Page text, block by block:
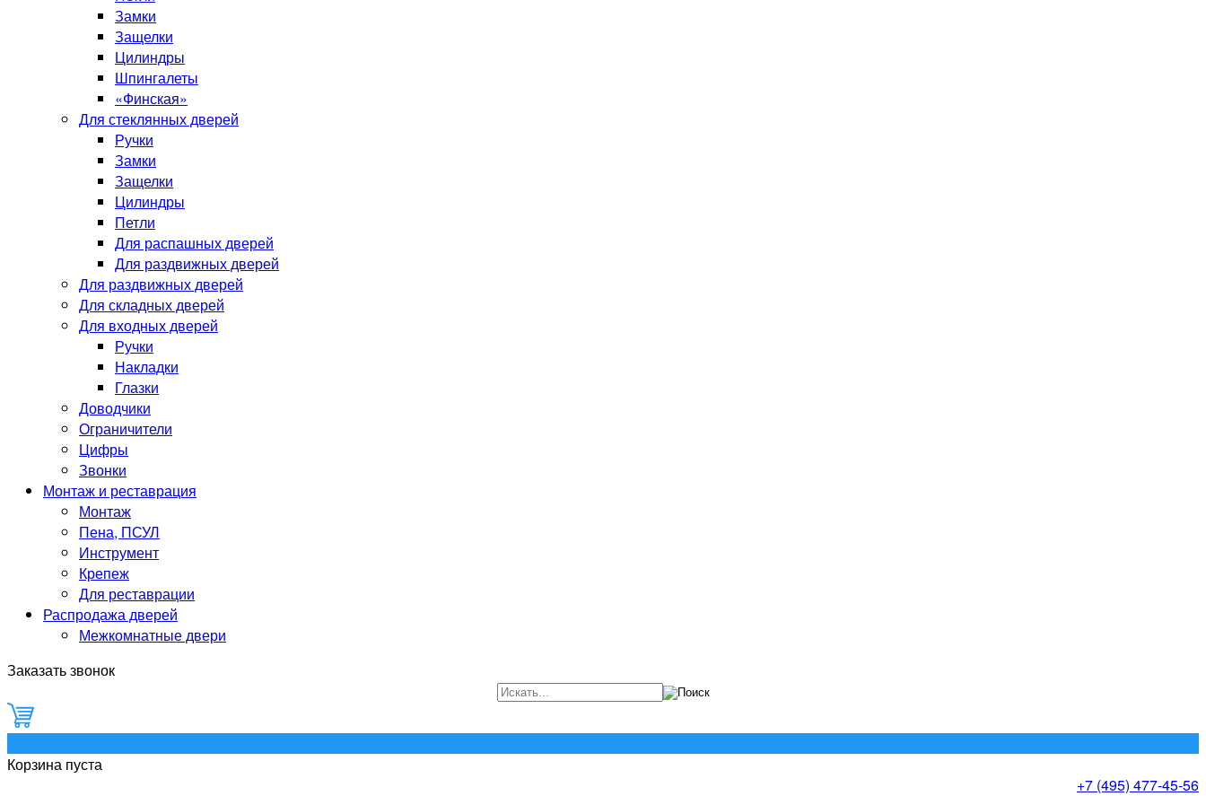
Замки
Защелки
Цилиндры
Шпингалеты
«Финская»
Для стеклянных дверей
Ручки
Замки
Защелки
Цилиндры
Петли
Для распашных дверей
Для раздвижных дверей
Для раздвижных дверей
Для складных дверей
Для входных дверей
Ручки
Накладки
Глазки
Доводчики
Ограничители
Цифры
Звонки
Монтаж и реставрация
Монтаж
Пена, ПСУЛ
Инструмент
Крепеж
Для реставрации
Распродажа дверей
Межкомнатные двери
Заказать звонок
Корзина пуста
+7 (495) 477-45-56